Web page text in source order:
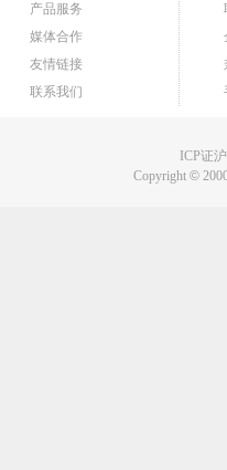
产品服务
媒体合作
友情链接
联系我们
ICP证
Copyright©